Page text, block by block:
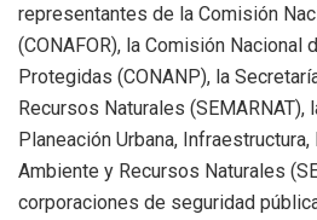
representantes de la Comisión
(CONAFOR), la Comisión Nacional
Protegidas (CONANP), la
Recursos Naturales (SEMARNAT),
Planeación Urbana,
Ambiente y Recursos Naturales
corporaciones de seguridad